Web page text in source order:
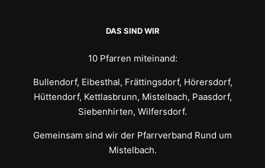
DAS SIND WIR
10 Pfarren miteinand:
Bullendorf, Eibesthal, Frättingsdorf, Hörersdorf,
Hüttendorf, Kettlasbrunn, Mistelbach, Paasdorf,
Siebenhirten, Wilfersdorf.
Gemeinsam sind wir der Pfarrverband Rund um
Mistelbach.